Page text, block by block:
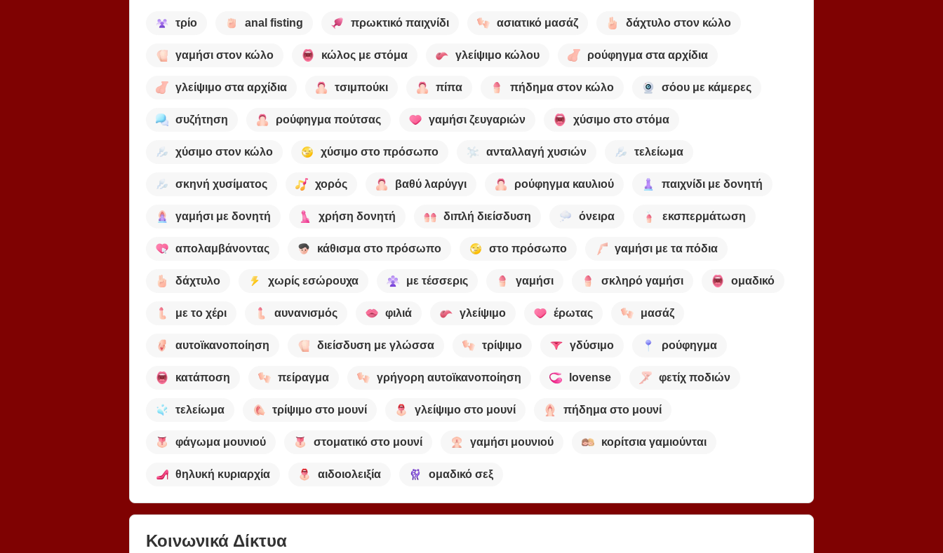
τρίο anal fisting πρωκτικό παιχνίδι ασιατικό μασάζ δάχτυλο στον κώλο
γαμήσι στον κώλο κώλος με στόμα γλείψιμο κώλου ρούφηγμα στα αρχίδια
γλείψιμο στα αρχίδια τσιμπούκι πίπα πήδημα στον κώλο σόου με κάμερες
συζήτηση ρούφηγμα πούτσας γαμήσι ζευγαριών χύσιμο στο στόμα
χύσιμο στον κώλο χύσιμο στο πρόσωπο ανταλλαγή χυσιών τελείωμα
σκηνή χυσίματος χορός βαθύ λαρύγγι ρούφηγμα καυλιού παιχνίδι με δονητή
γαμήσι με δονητή χρήση δονητή διπλή διείσδυση όνειρα εκσπερμάτωση
απολαμβάνοντας κάθισμα στο πρόσωπο στο πρόσωπο γαμήσι με τα πόδια
δάχτυλο χωρίς εσώρουχα με τέσσερις γαμήσι σκληρό γαμήσι ομαδικό
με το χέρι αυνανισμός φιλιά γλείψιμο έρωτας μασάζ
αυτοϊκανοποίηση διείσδυση με γλώσσα τρίψιμο γδύσιμο ρούφηγμα
κατάποση πείραγμα γρήγορη αυτοϊκανοποίηση lovense φετίχ ποδιών
τελείωμα τρίψιμο στο μουνί γλείψιμο στο μουνί πήδημα στο μουνί
φάγωμα μουνιού στοματικό στο μουνί γαμήσι μουνιού κορίτσια γαμιούνται
θηλυκή κυριαρχία αιδοιολειξία ομαδικό σεξ
Κοινωνικά Δίκτυα